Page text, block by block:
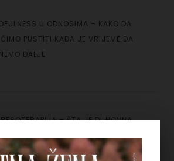
U ODNOSIMA – KAKO DA
PUSTITI KADA JE VRIJEME DA
DALJE
– ŠTA JE DUHOVNA
MOGU POMOĆI